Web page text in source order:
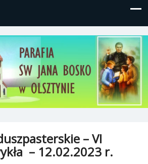
Jana Bosko w
Olsztynie
1
– VI
– 12.02.2023 r.